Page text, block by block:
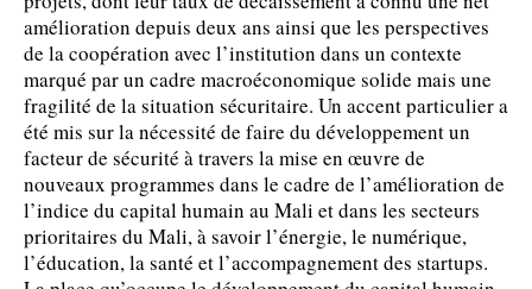
amélioration depuis deux ans ainsi que les perspectives
de la coopération avec l’institution dans un contexte
marqué par un cadre macroéconomique solide mais une
fragilité de la situation sécuritaire. Un accent particulier a
été mis sur la nécessité de faire du développement un
facteur de sécurité à travers la mise en œuvre de
nouveaux programmes dans le cadre de l’amélioration de
l’indice du capital humain au Mali et dans les secteurs
prioritaires du Mali, à savoir l’énergie, le numérique,
l’éducation, la santé et l’accompagnement des startups.